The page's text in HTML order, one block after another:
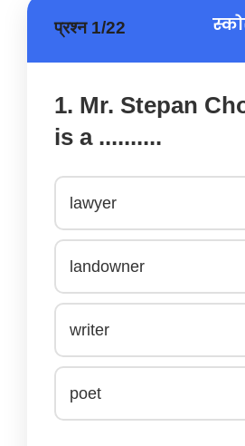
प्रश्न 1/22
1. Mr. Stepan
is a ..........
lawyer
landowner
writer
poet